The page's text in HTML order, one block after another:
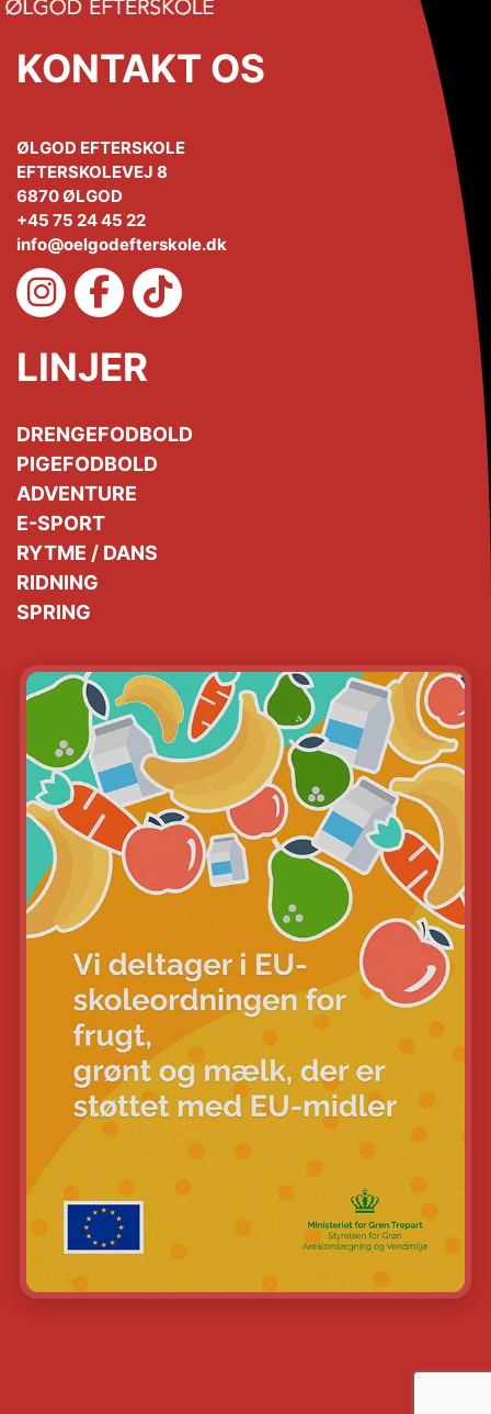
KONTAKT OS
ØLGOD EFTERSKOLE
EFTERSKOLEVEJ 8
6870 ØLGOD
+45 75 24 45 22
info@oelgodefterskole.dk
LINJER
DRENGEFODBOLD
PIGEFODBOLD
ADVENTURE
E-SPORT
RYTME / DANS
RIDNING
SPRING